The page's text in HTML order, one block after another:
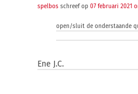
spelbos schreef op 07 februari 2021
open/sluit de onderstaande
Ene J.C.